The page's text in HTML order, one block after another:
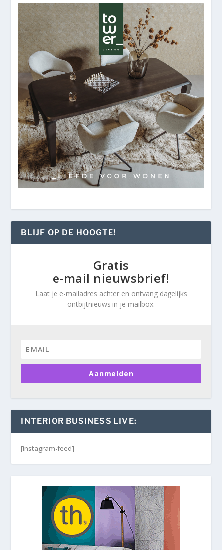
BLIJF OP DE HOOGTE!
Gratis
e-mail nieuwsbrief!
Laat je e-mailadres achter en ontvang dagelijks
ontbijtnieuws in je mailbox.
Aanmelden
INTERIOR BUSINESS LIVE:
[instagram-feed]